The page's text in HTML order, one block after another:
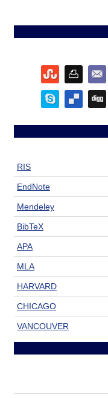
RIS
EndNote
Mendeley
BibTeX
APA
MLA
HARVARD
CHICAGO
VANCOUVER